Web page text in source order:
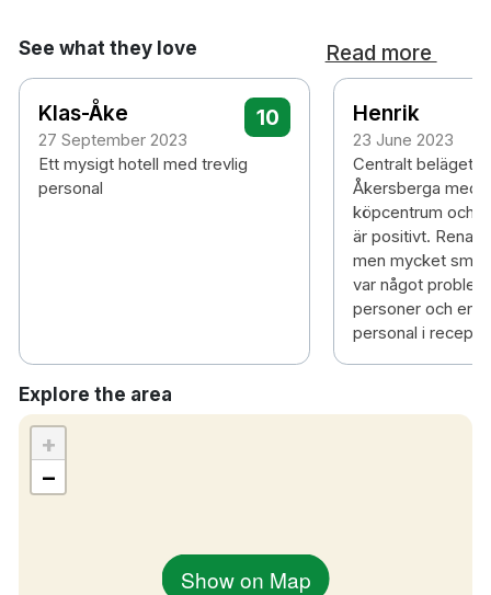
See what they love Read more
Klas-Åke
27 September 2023
10
Ett mysigt hotell med trevlig
personal
Henrik
23 June 2023
Centralt beläget
Åkersberga med
köpcentrum och
är positivt. Rena
men mycket små
var något
personer och en
personal i
Explore the area
Show on Map
+
−